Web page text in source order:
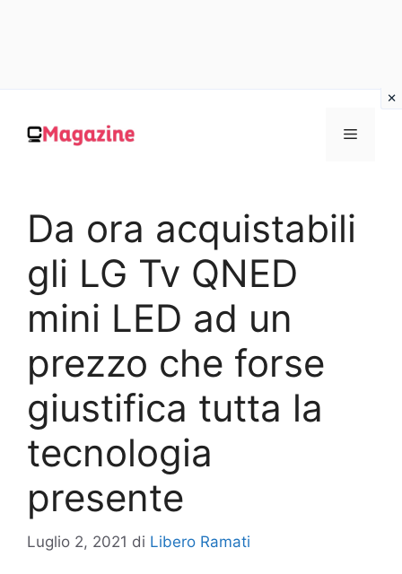
contenuto
MENU
Da ora acquistabili
gli LG Tv QNED
mini LED ad un
prezzo che forse
giustifica tutta la
tecnologia
presente
Luglio 2, 2021 di Libero Ramati